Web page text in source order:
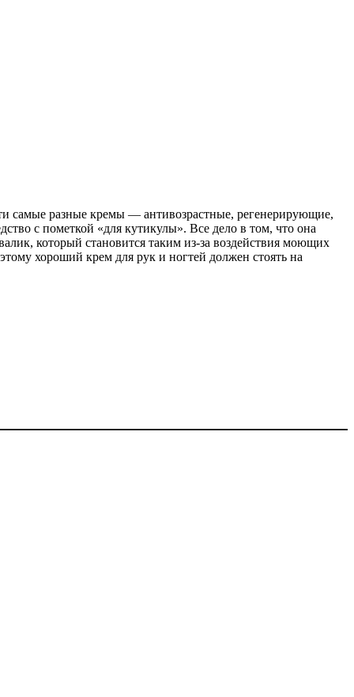
самые разные кремы — антивозрастные, регенерирующие,
с пометкой «для кутикулы». Все дело в том, что она
который становится таким из-за воздействия моющих
хороший крем для рук и ногтей должен стоять на